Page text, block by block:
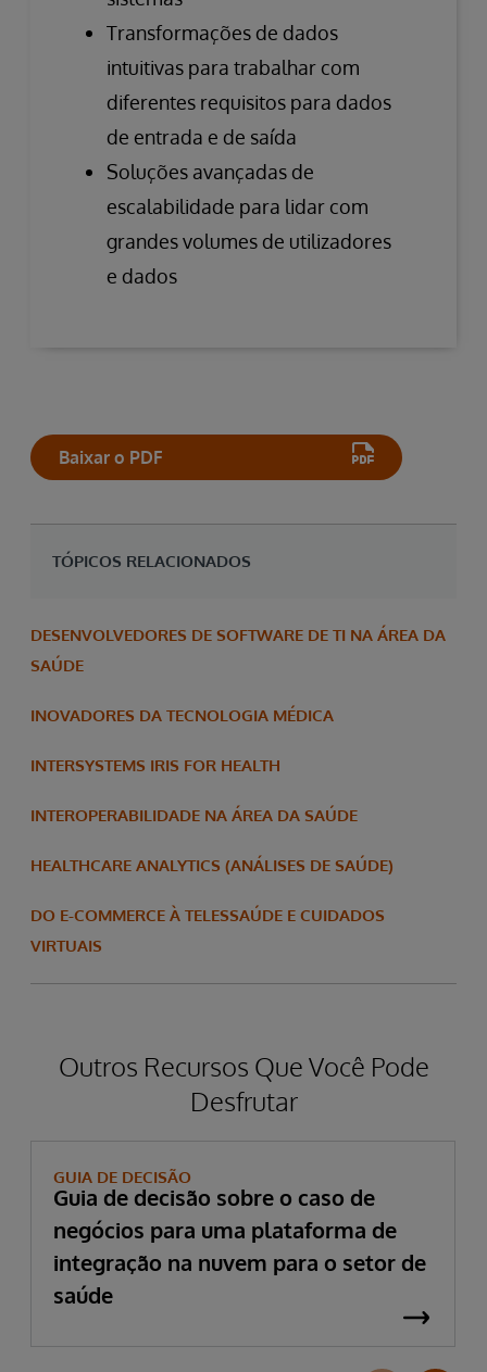
Transformações de dados
intuitivas para trabalhar com
diferentes requisitos para dados
de entrada e de saída
Soluções avançadas de
escalabilidade para lidar com
grandes volumes de utilizadores
e dados
Baixar o PDF
TÓPICOS RELACIONADOS
DESENVOLVEDORES DE SOFTWARE DE TI NA ÁREA DA
SAÚDE
INOVADORES DA TECNOLOGIA MÉDICA
INTERSYSTEMS IRIS FOR HEALTH
INTEROPERABILIDADE NA ÁREA DA SAÚDE
HEALTHCARE ANALYTICS (ANÁLISES DE SAÚDE)
DO E-COMMERCE À TELESSAÚDE E CUIDADOS
VIRTUAIS
Outros Recursos Que Você Pode
Desfrutar
GUIA DE DECISÃO
Guia de decisão sobre o caso de
negócios para uma plataforma de
integração na nuvem para o setor de
saúde